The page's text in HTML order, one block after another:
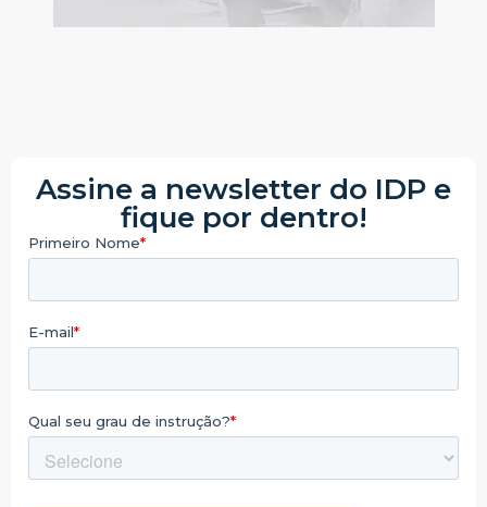
Assine a newsletter do IDP e
fique por dentro!